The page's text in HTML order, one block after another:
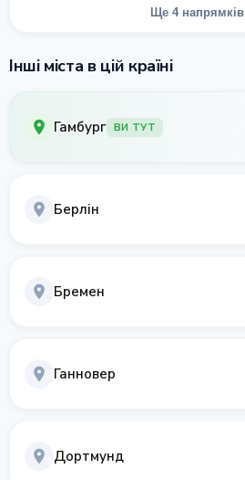
Ще 4 напрямків
Інші міста в цій країні
Гамбург ВИ ТУТ
Берлін
Бремен
Ганновер
Дортмунд